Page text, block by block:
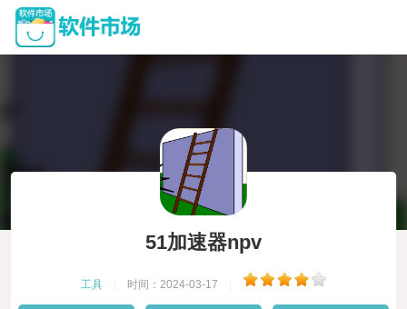
51加速器npv
工具 时间：2024-03-17